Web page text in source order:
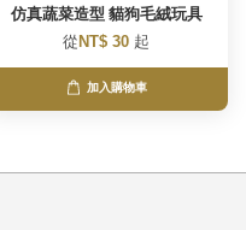
仿真蔬菜造型 貓狗毛絨玩具
從NT$ 30 起
加入購物車